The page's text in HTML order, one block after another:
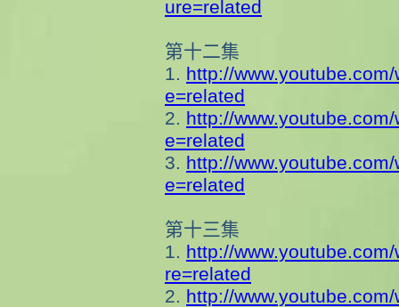
ure=related
第十二集
1. http://
e=related
2. http://
e=related
3. http://
e=related
第十三集
1. http://
re=related
2. http://